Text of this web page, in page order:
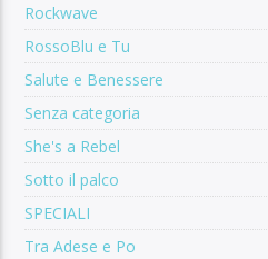
Rockwave
RossoBlu e Tu
Salute e Benessere
Senza categoria
She's a Rebel
Sotto il palco
SPECIALI
Tra Adese e Po